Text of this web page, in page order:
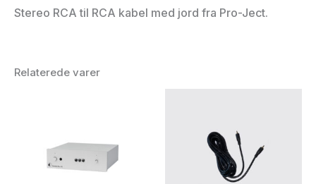
Stereo RCA til RCA kabel med jord fra Pro-Ject.
Relaterede varer